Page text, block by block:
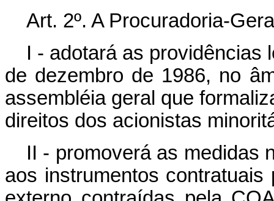
Art. 2º. A Procuradoria-
I - adotará as providências
de dezembro de 1986, no
assembléia geral que
direitos dos acionistas
II - promoverá as medidas
aos instrumentos